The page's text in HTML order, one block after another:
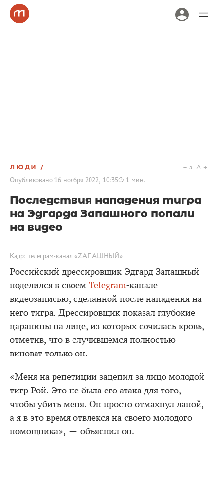
ЛЮДИ
Опубликовано 16 ноября 2022, 10:35 1 мин.
a A
Последствия нападения тигра
на Эдгарда Запашного попали
на видео
Кадр: телеграм-канал «ZАПАШНЫЙ»
Российский дрессировщик Эдгард Запашный
поделился в своем Telegram-канале
видеозаписью, сделанной после нападения на
него тигра. Дрессировщик показал глубокие
царапины на лице, из которых сочилась кровь,
отметив, что в случившемся полностью
виноват только он.
«Меня на репетиции зацепил за лицо молодой
тигр Рой. Это не была его атака для того,
чтобы убить меня. Он просто отмахнул лапой,
а я в это время отвлекся на своего молодого
помощника», — объяснил он.